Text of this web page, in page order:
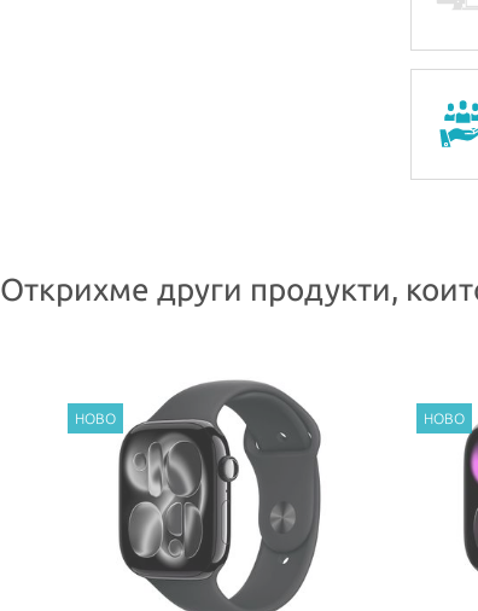
Открихме други продукти,